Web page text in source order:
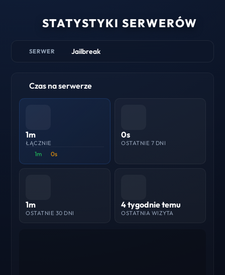
STATYSTYKI SERWERÓW
SERWER Jailbreak
Czas na serwerze
1m
ŁĄCZNIE
1m 0s
0s
OSTATNIE 7 DNI
1m
OSTATNIE 30 DNI
4 tygodnie temu
OSTATNIA WIZYTA